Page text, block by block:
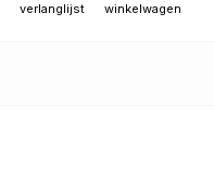
verlanglijst winkelwagen